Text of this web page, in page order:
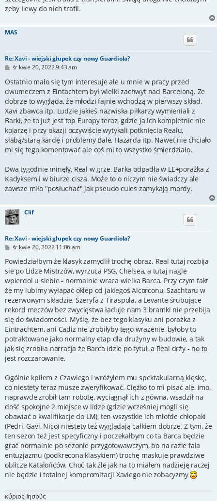
zeby Lewy do nich trafil.
MAS
Re: Xavi - wiejski głupek czy nowy Guardiola?
P
s
t
śr kwie 20, 2022 9:43 am
Ostatnio mało się tym interesuje ale u mnie w pracy przed
dwumeczem z Eintachtem był wielki zachwyt nad Barceloną. Ze
dobrze to wygląda, że młodzi fajnie wchodzą w pierwszy skład,
Xavi zbawca itp. Ludzie jakieś nazwiska piłkarzy wymieniali z
Barki, że to już jest top Europy teraz, gdzie ja ich kompletnie nie
kojarzę i przy okazji oczywiście wytykali potknięcia Realu,
słabą/starą kardę i problemy Bale, Hazarda itp. Nawet nie chciało
mi się tego komentować ale coś mi to wszystko śmierdziało.
Dwa tygodnie minęły, Real w grze, Barka odpadła w LE+porażka z
Kadyksem i w biurze cisza. Może to o niczym nie świadczy ale
zawsze miło "posłuchać" jak pseudo cules zamykają mordy.
Clif
Re: Xavi - wiejski głupek czy nowy Guardiola?
P
s
śr kwie 20, 2022 11:06 am
Powiedziałbym że klasyk zamydlił trochę obraz. Real tutaj rozbija
sie po Lidze Mistrzów, wyrzuca PSG, Chelsea, a tutaj nagle
wpierdol u siebie - normalnie wraca wielka Barca. Przy czym fakt
że my lubimy wyłapać oklep od jakiegoś Alcorconu, Szachtaru w
rezerwowym składzie, Szeryfa z Tiraspola, a Levante śrubujące
rekord meczów bez zwycięstwa ładuje nam 3 bramki nie przebija
się do świadomości. Myślę, że bez tego klasyku ani porażka z
Eintrachtem, ani Cadiz nie zrobiłyby tego wrażenie, byłoby to
potraktowane jako normalny etap dla drużyny w budowie, a tak
jak się zrobiła narracja że Barca idzie po tytuł, a Real drży - no to
jest rozczarowanie.
Ogólnie kpiłem z Czawiego i wróżyłem mu spektakularną klęskę,
co niestety teraz musze zweryfikować. Ciężko to mi pisać ale, imo,
naprawde zrobił tam robotę, wyciągnął ich z gówna, wsadził na
dość spokojne 2 miejsce w lidze (gdzie wcześniej mogli się
obawiać o kwalifikacje do LM), ten wszystkie ich młofde chłopaki
(Pedri, Gavi, Nico) niestety też wyglądają całkiem dobrze. Z tym, że
ten sezon też jest specyficzny i poczekałbym co ta Barca będzie
grać normalnie po sezonie przygotowawczym, bo na razie fala
entuzjazmu (podkrecona klasykiem) trochę maskuje prawdziwe
oblicze Katalońców. Choć tak źle jak na to miałem nadzieję raczej
nie będzie i totalnej kompromitacji Xaviego nie zobacyzmy
κύριος Ἰησοῦς